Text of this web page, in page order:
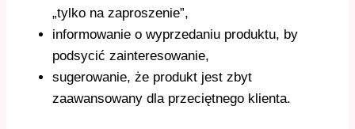
„tylko na zaproszenie”,
informowanie o wyprzedaniu produktu, by
podsycić zainteresowanie,
sugerowanie, że produkt jest zbyt
zaawansowany dla przeciętnego klienta.